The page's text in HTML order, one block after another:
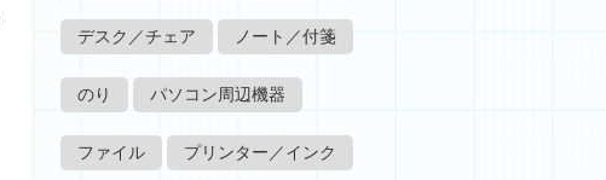
デスク／チェア ノート／付箋
のり パソコン周辺機器
ファイル プリンター／インク